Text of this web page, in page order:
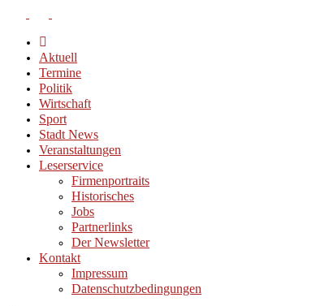
Aktuell
Termine
Politik
Wirtschaft
Sport
Stadt News
Veranstaltungen
Leserservice
Firmenportraits
Historisches
Jobs
Partnerlinks
Der Newsletter
Kontakt
Impressum
Datenschutzbedingungen